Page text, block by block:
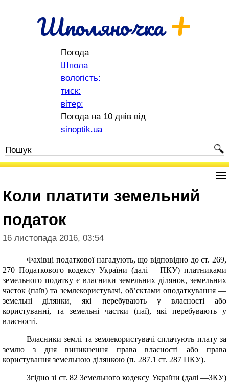
Шполяночка+
Погода
Шпола
вологість:
тиск:
вітер:
Погода на 10 днів від
sinoptik.ua
Коли платити земельний
податок
16 листопада 2016, 03:54
Фахівці податкової нагадують, що відповідно до ст. 269,
270 Податкового кодексу України (далі —ПКУ) платниками
земельного податку є власники земельних ділянок, земельних
часток (паїв) та землекористувачі, об’єктами оподаткування —
земельні ділянки, які перебувають у власності або
користуванні, та земельні частки (паї), які перебувають у
власності.
Власники землі та землекористувачі сплачують плату за
землю з дня виникнення права власності або права
користування земельною ділянкою (п. 287.1 ст. 287 ПКУ).
Згідно зі ст. 82Земельного кодексу України (далі —ЗКУ)